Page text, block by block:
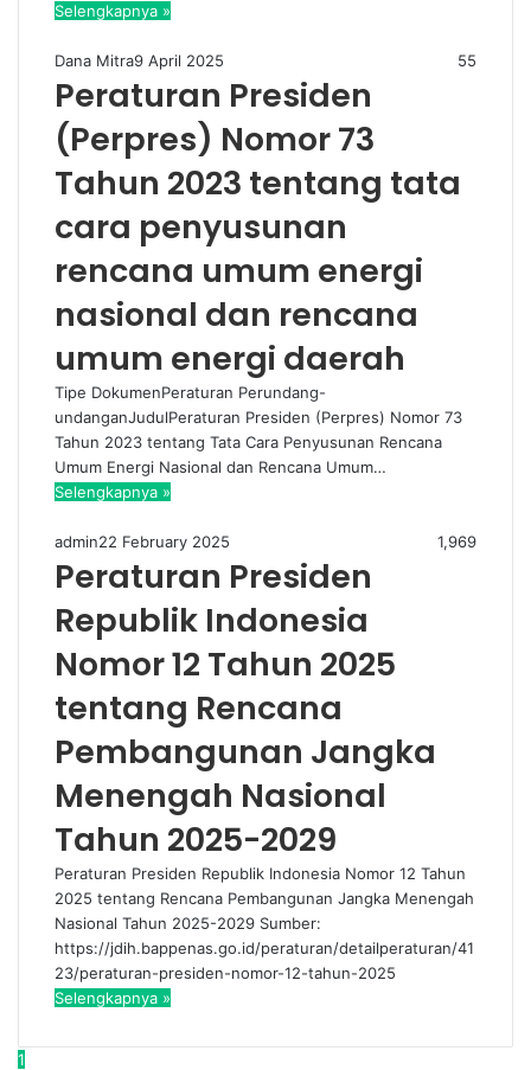
Selengkapnya »
Dana Mitra9 April 2025 55
Peraturan Presiden
(Perpres) Nomor 73
Tahun 2023 tentang tata
cara penyusunan
rencana umum energi
nasional dan rencana
umum energi daerah
Tipe DokumenPeraturan Perundang-
undanganJudulPeraturan Presiden (Perpres) Nomor 73
Tahun 2023 tentang Tata Cara Penyusunan Rencana
Umum Energi Nasional dan Rencana Umum…
Selengkapnya »
admin22 February 2025 1,969
Peraturan Presiden
Republik Indonesia
Nomor 12 Tahun 2025
tentang Rencana
Pembangunan Jangka
Menengah Nasional
Tahun 2025-2029
Peraturan Presiden Republik Indonesia Nomor 12 Tahun
2025 tentang Rencana Pembangunan Jangka Menengah
Nasional Tahun 2025-2029 Sumber:
https://jdih.bappenas.go.id/peraturan/detailperaturan/41
23/peraturan-presiden-nomor-12-tahun-2025
Selengkapnya »
1